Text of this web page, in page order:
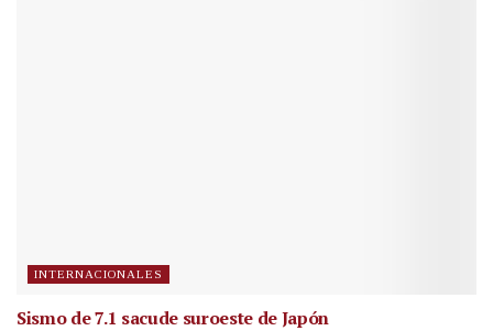
INTERNACIONALES
Sismo de 7.1 sacude suroeste de Japón